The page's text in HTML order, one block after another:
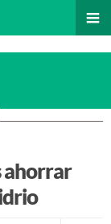
ahorrar